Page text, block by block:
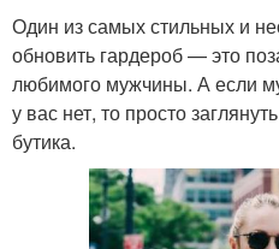
Один из самых стильных и
обновить гардероб — это
любимого мужчины. А если
у вас нет, то просто
бутика.